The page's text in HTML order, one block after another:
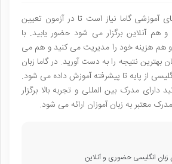
آموزشی گاما نیاز است تا در آزمون تعیین
آنلاین برگزار می شود حضور یابید. با
هزینه خود را مدیریت می کنید و هم می
بهترین نتیجه را به دست آورید. در گاما زبان
از پایه تا پیشرفته آموزش داده می شود.
دارای مدرک بین المللی و تجربه بالا برگزار
معتبر به زبان آموزان ارائه می شود.
انگلیسی حضوری و آنلاین